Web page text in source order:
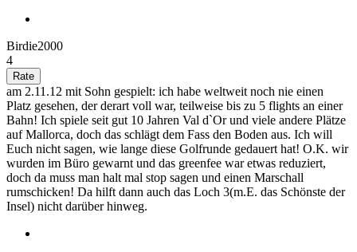
Birdie2000
4
am 2.11.12 mit Sohn gespielt: ich habe weltweit noch nie einen
Platz gesehen, der derart voll war, teilweise bis zu 5 flights an einer
Bahn! Ich spiele seit gut 10 Jahren Val d`Or und viele andere Plätze
auf Mallorca, doch das schlägt dem Fass den Boden aus. Ich will
Euch nicht sagen, wie lange diese Golfrunde gedauert hat! O.K. wir
wurden im Büro gewarnt und das greenfee war etwas reduziert,
doch da muss man halt mal stop sagen und einen Marschall
rumschicken! Da hilft dann auch das Loch 3(m.E. das Schönste der
Insel) nicht darüber hinweg.